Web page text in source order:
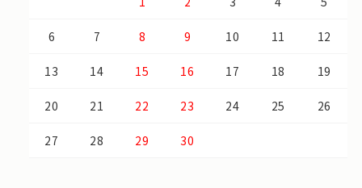
6 7 8 9 10 11 12
13 14 15 16 17 18 19
20 21 22 23 24 25 26
27 28 29 30